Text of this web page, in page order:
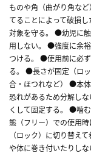
ものや角（曲がり角な
てることによって破損
対象を守る。 ●幼児に
用しない。 ●強度に余
つける。 ●使用前に必
る。 ●長さが固定（ロ
合・ほつれなど） ●本
恐れがあるため分解し
くして固定する。 ●噛
態（フリー）での使用
（ロック）に切り替え
や体に巻き付いたりし